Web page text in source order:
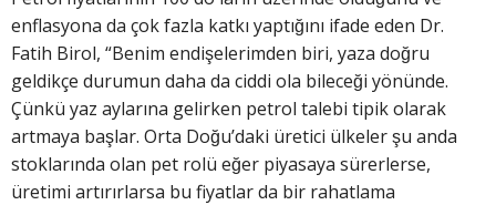
enflasyona da çok fazla katkı yaptığını ifade eden Dr.
Fatih Birol, “Benim endişelerimden biri, yaza doğru
geldikçe durumun daha da ciddi ola bileceği yönünde.
Çünkü yaz aylarına gelirken petrol talebi tipik olarak
artmaya başlar. Orta Doğu’daki üretici ülkeler şu anda
stoklarında olan pet rolü eğer piyasaya sürerlerse,
üretimi artırırlarsa bu fiyatlar da bir rahatlama